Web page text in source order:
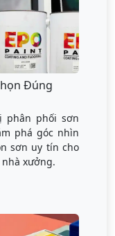
Đúng
phân phối sơn
phá góc nhìn
sơn uy tín cho
xưởng.